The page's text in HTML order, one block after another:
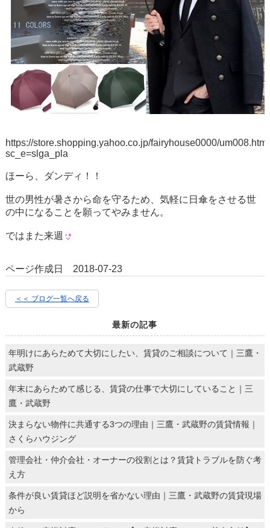
https://store.shopping.yahoo.co.jp/fairyhouse0000/
sc_e=slga_pla
ほーら、ダンディ！！
世の男性が暑さから命を守るため、気軽に日傘をさせる世
の中になることを願ってやみません。
ではまた来週
ページ作成日 2018-07-23
＜＜ ブログ一覧へ戻る
最新の記事
年明けにあらためて大切にしたい、賃貸のご相談について｜三鷹・
武蔵野
年末にあらためて感じる、賃貸の仕事で大切にしていること｜三
鷹・武蔵野
決まらない物件に共通する3つの理由｜三鷹・武蔵野の賃貸情報｜
さくらハウジング
管理会社・仲介会社・オーナーの役割とは？賃貸トラブルを防ぐ考
え方
条件が良い賃貸ほど説明を省かない理由｜三鷹・武蔵野の賃貸現場
から